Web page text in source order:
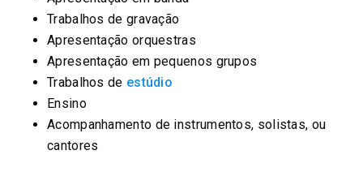
Trabalhos de gravação
Apresentação orquestras
Apresentação em pequenos grupos
Trabalhos de estúdio
Ensino
Acompanhamento de instrumentos, solistas, ou
cantores